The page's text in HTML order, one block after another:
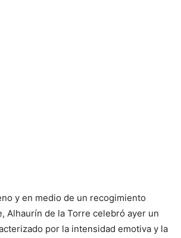
y en medio de un recogimiento
Alhaurín de la Torre celebró ayer un
por la intensidad emotiva y la